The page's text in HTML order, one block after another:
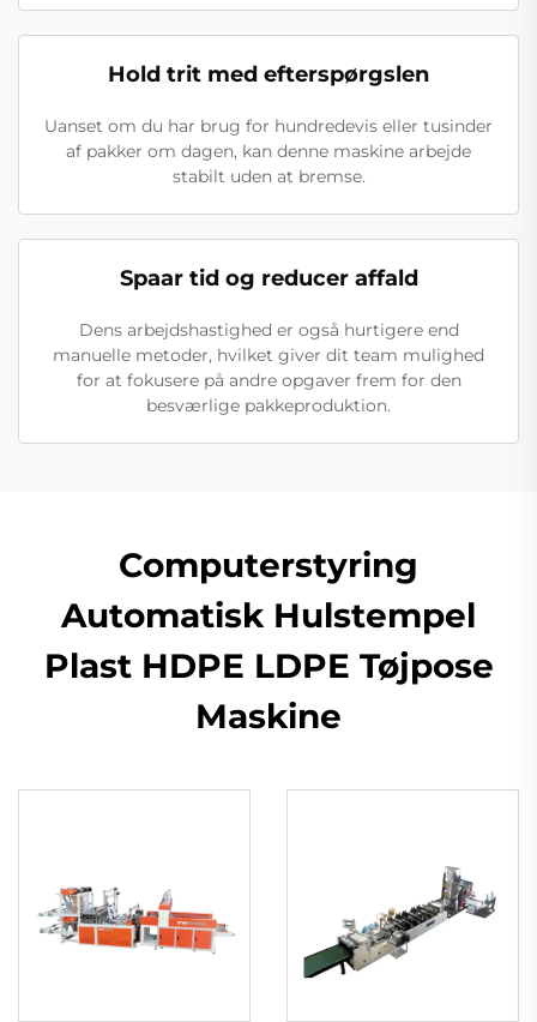
Hold trit med efterspørgslen
Uanset om du har brug for hundredevis eller tusinder
af pakker om dagen, kan denne maskine arbejde
stabilt uden at bremse.
Spaar tid og reducer affald
Dens arbejdshastighed er også hurtigere end
manuelle metoder, hvilket giver dit team mulighed
for at fokusere på andre opgaver frem for den
besværlige pakkeproduktion.
Computerstyring
Automatisk Hulstempel
Plast HDPE LDPE Tøjpose
Maskine